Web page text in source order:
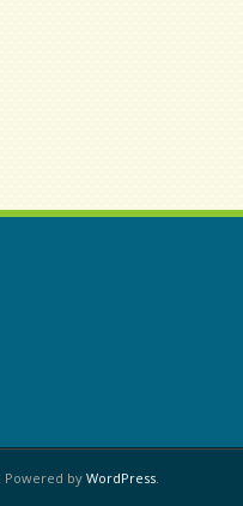
. Powered by WordPress